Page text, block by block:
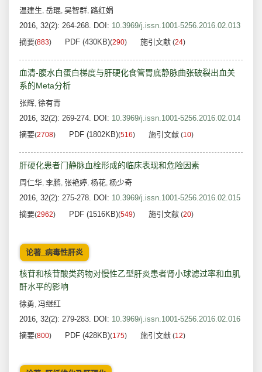
温建生, 岳琨, 吴智群, 路红娟
2016, 32(2): 264-268. DOI: 10.3969/j.issn.1001-5256.2016.02.013
摘要(883) PDF (430KB)(290) 施引文献 (24)
血清-腹水白蛋白梯度与肝硬化食管胃底静脉曲张破裂出血关
系的Meta分析
张辉, 徐有青
2016, 32(2): 269-274. DOI: 10.3969/j.issn.1001-5256.2016.02.014
摘要(2708) PDF (1802KB)(516) 施引文献 (10)
肝硬化患者门静脉血栓形成的临床表现和危险因素
周仁华, 李鹏, 张艳婷, 杨花, 杨少奇
2016, 32(2): 275-278. DOI: 10.3969/j.issn.1001-5256.2016.02.015
摘要(2962) PDF (1516KB)(549) 施引文献 (20)
论著_病毒性肝炎
核苷和核苷酸类药物对慢性乙型肝炎患者肾小球滤过率和血肌
酐水平的影响
徐勇, 冯继红
2016, 32(2): 279-283. DOI: 10.3969/j.issn.1001-5256.2016.02.016
摘要(800) PDF (428KB)(175) 施引文献 (12)